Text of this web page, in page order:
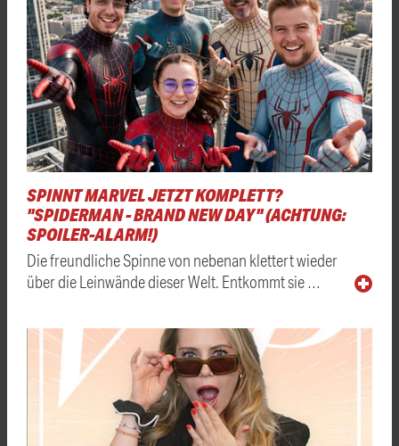
SPINNT MARVEL JETZT KOMPLETT?
"SPIDERMAN - BRAND NEW DAY" (ACHTUNG:
SPOILER-ALARM!)
Die freundliche Spinne von nebenan klettert wieder
über die Leinwände dieser Welt. Entkommt sie …